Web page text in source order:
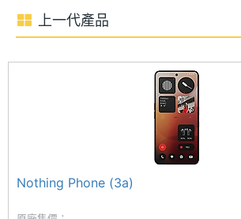
◎12GB RAM + 256GB ROM
◎ 前置 3,200 萬畫素鏡頭
◎ 後置 5,000 萬畫素主鏡頭 + 800
頭 + 5,000 萬畫素長焦鏡頭
◎ 5,080mAh 電池
尺寸
更新率
通訊與網路
上一代產品
Nothing Phone (3a)